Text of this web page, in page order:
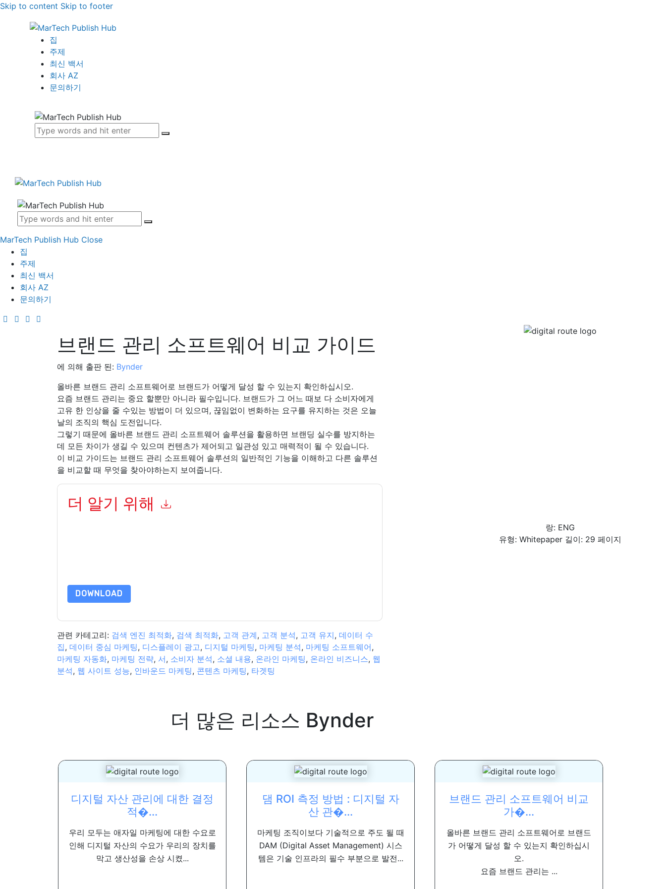
Skip to content Skip to footer
집
주제
최신 백서
회사 AZ
문의하기
MarTech Publish Hub Close
집
주제
최신 백서
회사 AZ
문의하기
브랜드 관리 소프트웨어 비교 가이드
에 의해 출판 된: Bynder
올바른 브랜드 관리 소프트웨어로 브랜드가 어떻게 달성 할 수 있는지 확인하십시오.
요즘 브랜드 관리는 중요 할뿐만 아니라 필수입니다. 브랜드가 그 어느 때보 다 소비자에게
고유 한 인상을 줄 수있는 방법이 더 있으며, 끊임없이 변화하는 요구를 유지하는 것은 오늘
날의 조직의 핵심 도전입니다.
그렇기 때문에 올바른 브랜드 관리 소프트웨어 솔루션을 활용하면 브랜딩 실수를 방지하는
데 모든 차이가 생길 수 있으며 컨텐츠가 제어되고 일관성 있고 매력적이 될 수 있습니다.
이 비교 가이드는 브랜드 관리 소프트웨어 솔루션의 일반적인 기능을 이해하고 다른 솔루션
을 비교할 때 무엇을 찾아야하는지 보여줍니다.
더 알기 위해
DOWNLOAD
관련 카테고리: 검색 엔진 최적화, 검색 최적화, 고객 관계, 고객 분석, 고객 유지, 데이터 수
집, 데이터 중심 마케팅, 디스플레이 광고, 디지털 마케팅, 마케팅 분석, 마케팅 소프트웨어,
마케팅 자동화, 마케팅 전략, 서, 소비자 분석, 소셜 내용, 온라인 마케팅, 온라인 비즈니스, 웹
분석, 웹 사이트 성능, 인바운드 마케팅, 콘텐츠 마케팅, 타겟팅
랑: ENG
유형: Whitepaper 길이: 29 페이지
더 많은 리소스 Bynder
디지털 자산 관리에 대한 결정
적�...
우리 모두는 애자일 마케팅에 대한 수요로
인해 디지털 자산의 수요가 우리의 장치를
막고 생산성을 손상 시켰...
댐 ROI 측정 방법 : 디지털 자
산 관�...
마케팅 조직이보다 기술적으로 주도 될 때
DAM (Digital Asset Management) 시스
템은 기술 인프라의 필수 부분으로 발전...
브랜드 관리 소프트웨어 비교
가�...
올바른 브랜드 관리 소프트웨어로 브랜드
가 어떻게 달성 할 수 있는지 확인하십시
오.
요즘 브랜드 관리는 ...